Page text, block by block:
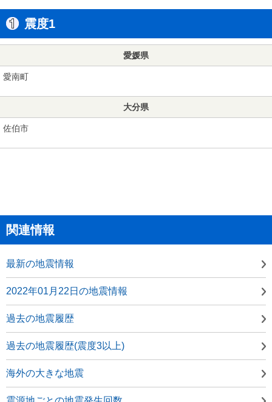
震度1
愛媛県
愛南町
大分県
佐伯市
関連情報
最新の地震情報
2022年01月22日の地震情報
過去の地震履歴
過去の地震履歴(震度3以上)
海外の大きな地震